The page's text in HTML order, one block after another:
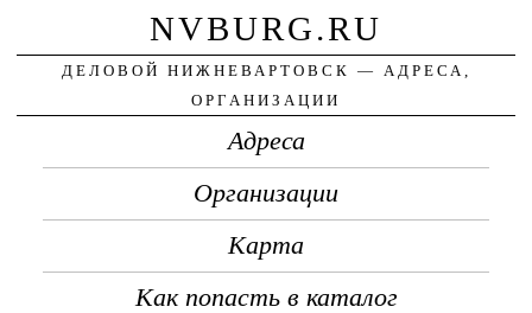
NVBURG.RU
ДЕЛОВОЙ НИЖНЕВАРТОВСК — АДРЕСА,
ОРГАНИЗАЦИИ
Адреса
Организации
Карта
Как попасть в каталог